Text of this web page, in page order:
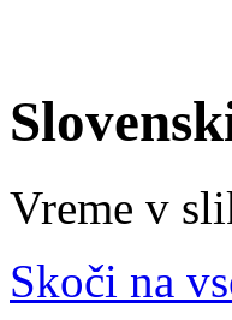
Vreme v
Skoči na